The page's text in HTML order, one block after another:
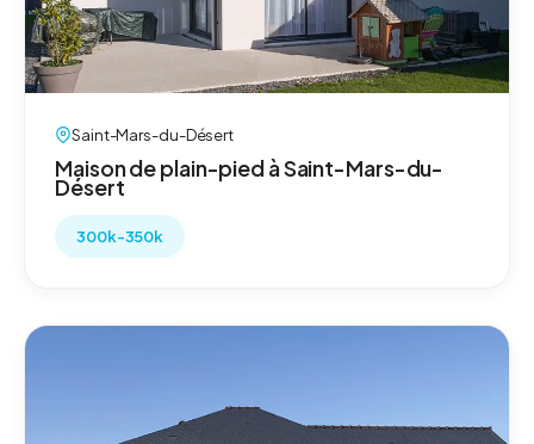
Saint-Mars-du-Désert
Maison de plain-pied à Saint-Mars-du-
Désert
300k-350k